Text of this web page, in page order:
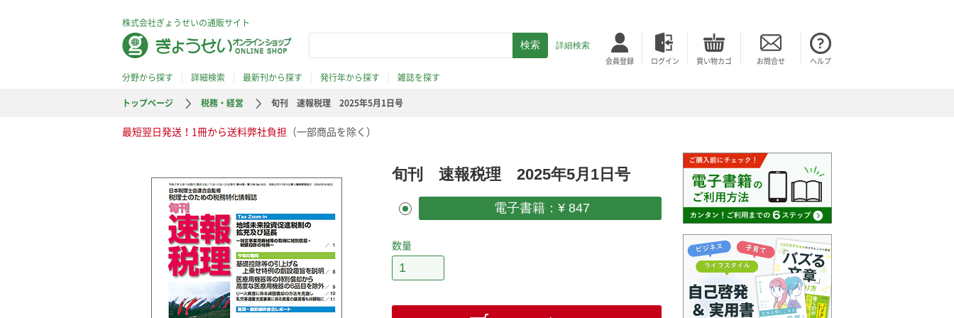
株式会社ぎょうせいの通販サイト
詳細検索
会員登録 ログイン 買い物カゴ お問合せ ヘルプ
分野から探す 詳細検索 最新刊から探す 発行年から探す
雑誌を探す
トップページ
税務・経営 旬刊 速報税理 2025年5月1日号
最短翌日発送！1冊から送料弊社負担 （一部商品を除く）
旬刊 速報税理 2025年5月1日号
電子書籍：¥ 847
数量